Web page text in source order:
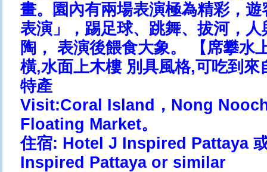
畫。園內有兩場表演極為精彩，
表演」，踢足球、跳舞、拔河，
陶， 表演後餵食大象。 【席攀水
橫,水面上木樓 別具風格,可吃到
特產
Visit:Coral Island，Nong
Floating Market。
住宿: Hotel J Inspired Pattaya
Inspired Pattaya or similar